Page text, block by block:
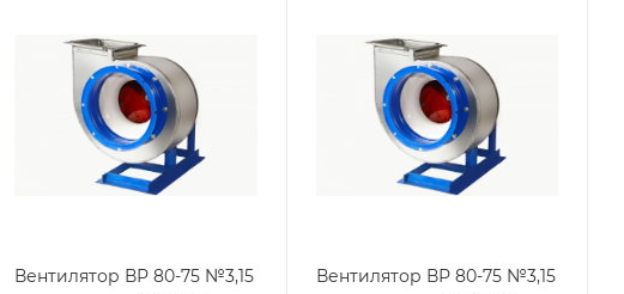
Вентилятор ВР 80-75 №3,15
Вентилятор ВР 80-75 №3,15